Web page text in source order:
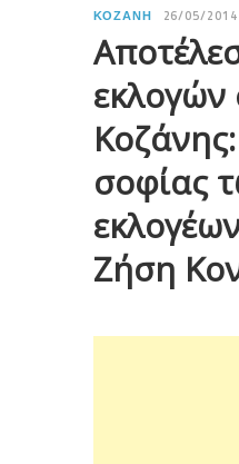
ΚΟΖΆΝΗ 26/05/2014
σοφίας
Ζήση